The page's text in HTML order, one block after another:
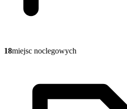
18miejsc noclegowych